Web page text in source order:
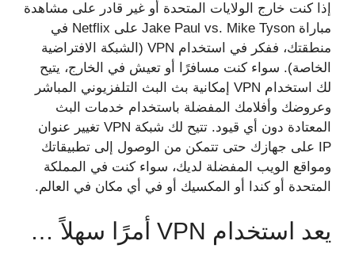
إذا كنت خارج الولايات المتحدة أو غير قادر على مشاهدة
مباراة Jake Paul vs. Mike Tyson على Netflix في
منطقتك، ففكر في استخدام VPN (الشبكة الافتراضية
الخاصة). سواء كنت مسافرًا أو تعيش في الخارج، يتيح
لك استخدام VPN إمكانية بث البث التلفزيوني المباشر
وعروضك وأفلامك المفضلة باستخدام خدمات البث
المعتادة دون أي قيود. تتيح لك شبكة VPN تغيير عنوان
IP على جهازك حتى تتمكن من الوصول إلى تطبيقاتك
ومواقع الويب المفضلة لديك، سواء كنت في المملكة
المتحدة أو كندا أو المكسيك أو في أي مكان في العالم.
يعد استخدام VPN أمرًا سهلاً …